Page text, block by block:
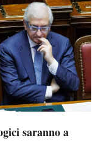
saranno a